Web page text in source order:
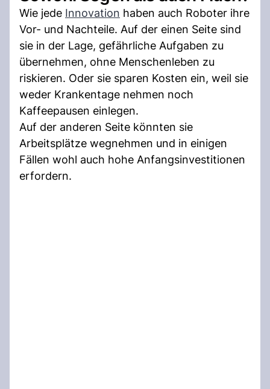
Wie jede Innovation haben auch Roboter ihre
Vor- und Nachteile. Auf der einen Seite sind
sie in der Lage, gefährliche Aufgaben zu
übernehmen, ohne Menschenleben zu
riskieren. Oder sie sparen Kosten ein, weil sie
weder Krankentage nehmen noch
Kaffeepausen einlegen.
Auf der anderen Seite könnten sie
Arbeitsplätze wegnehmen und in einigen
Fällen wohl auch hohe Anfangsinvestitionen
erfordern.